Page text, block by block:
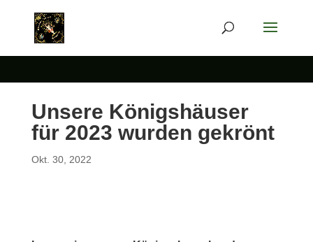
Unsere Königshäuser
für 2023 wurden gekrönt
Okt. 30, 2022